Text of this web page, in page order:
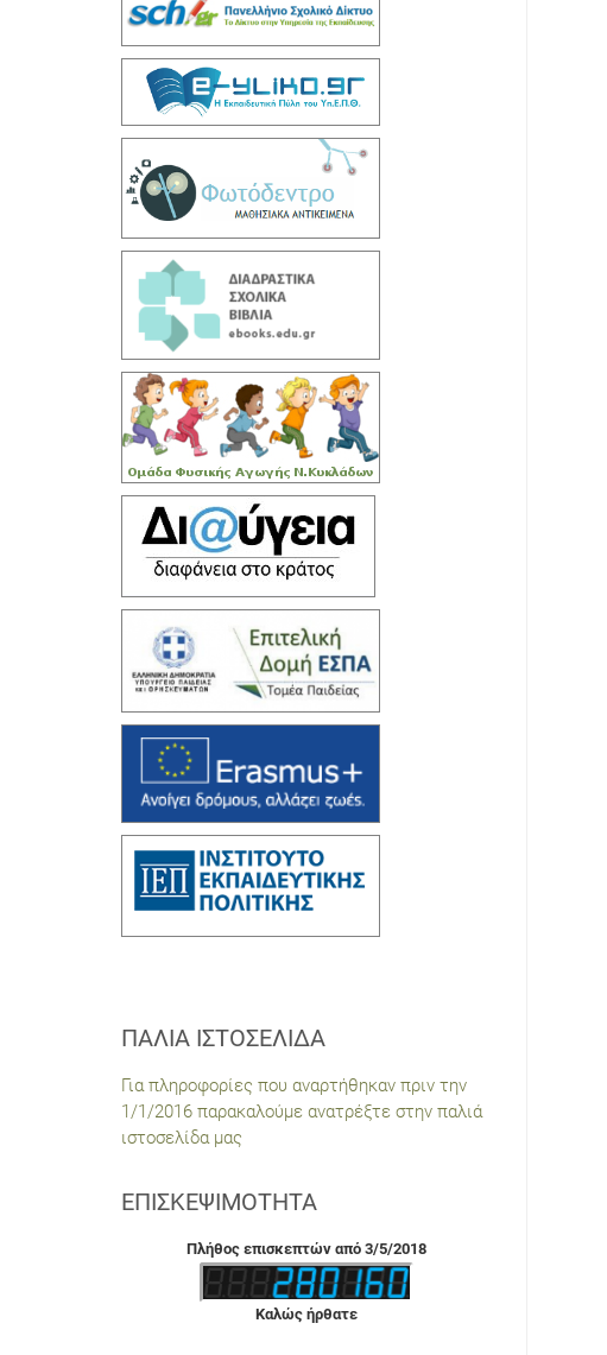
ΠΑΛΙΆ ΙΣΤΟΣΕΛΊΔΑ
Για πληροφορίες που αναρτήθηκαν πριν την
1/1/2016 παρακαλούμε ανατρέξτε στην παλιά
ιστοσελίδα μας
ΕΠΙΣΚΕΨΙΜΌΤΗΤΑ
Πλήθος επισκεπτών από 3/5/2018
Καλώς ήρθατε